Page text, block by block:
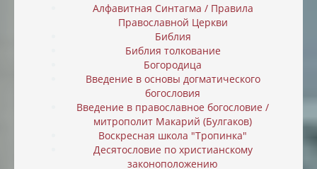
Алфавитная Синтагма / Правила
Православной Церкви
Библия
Библия толкование
Богородица
Введение в основы догматического
богословия
Введение в православное богословие /
митрополит Макарий (Булгаков)
Воскресная школа "Тропинка"
Десятословие по христианскому
законоположению